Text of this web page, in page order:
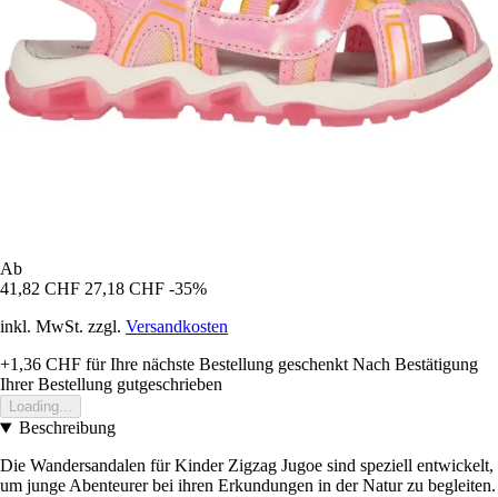
Ab
41,82 CHF 27,18 CHF -35%
inkl. MwSt. zzgl. Versandkosten
+1,36 CHF für Ihre nächste Bestellung geschenkt Nach Bestätigung
Ihrer Bestellung gutgeschrieben
Loading...
Beschreibung
Die Wandersandalen für Kinder Zigzag Jugoe sind speziell entwickelt,
um junge Abenteurer bei ihren Erkundungen in der Natur zu begleiten.